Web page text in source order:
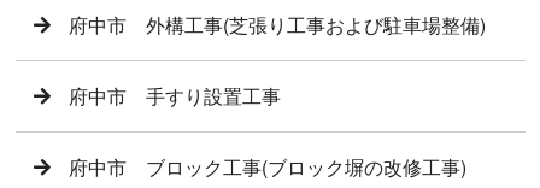
府中市 外構工事(芝張り工事および駐車場整備)
府中市 手すり設置工事
府中市 ブロック工事(ブロック塀の改修工事)